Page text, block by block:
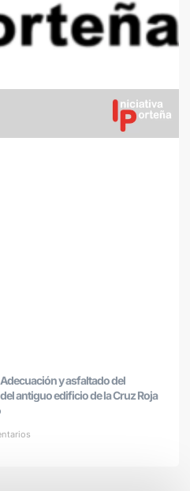
y asfaltado del
antiguo edificio de la Cruz Roja